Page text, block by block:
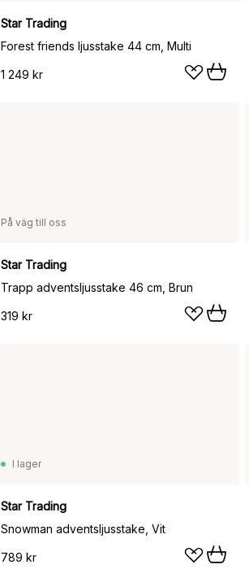
Star Trading
Forest friends ljusstake 44 cm, Multi
1 249 kr
På väg till oss
Star Trading
Trapp adventsljusstake 46 cm, Brun
319 kr
I lager
Star Trading
Snowman adventsljusstake, Vit
789 kr